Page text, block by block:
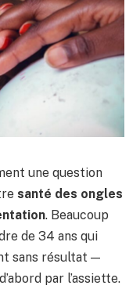
une question
santé des ongles
. Beaucoup
de 34 ans qui
sans résultat —
par l’assiette.